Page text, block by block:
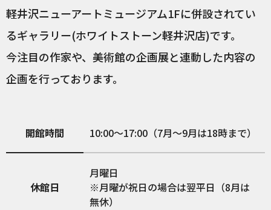
軽井沢ニューアートミュージアム1Fに併設されてい
るギャラリー(ホワイトストーン軽井沢店)です。
今注目の作家や、美術館の企画展と連動した内容の
企画を行っております。
開館時間 10:00～17:00（7月～9月は18時まで）
休館日
月曜日
※月曜が祝日の場合は翌平日（8月は
無休）